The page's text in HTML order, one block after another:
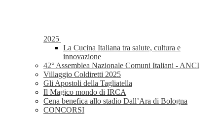
2025
La Cucina Italiana tra salute, cultura e
innovazione
42° Assemblea Nazionale Comuni Italiani - ANCI
Villaggio Coldiretti 2025
Gli Apostoli della Tagliatella
Il Magico mondo di IRCA
Cena benefica allo stadio Dall’Ara di Bologna
CONCORSI